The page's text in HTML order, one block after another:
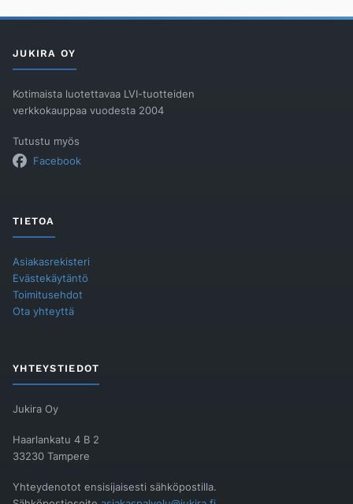
JUKIRA OY
Kotimaista luotettavaa LVI-tuotteiden
verkkokauppaa vuodesta 2004
Tutustu myös
Facebook
TIETOA
Asiakasrekisteri
Evästekäytäntö
Toimitusehdot
Ota yhteyttä
YHTEYSTIEDOT
Jukira Oy
Haarlankatu 4 B 2
33230 Tampere
Yhteydenotot ensisijaisesti sähköpostilla.